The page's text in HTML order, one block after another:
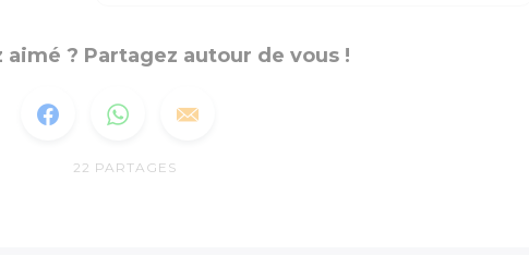
aimé ? Partagez autour de vous !
22 PARTAGES